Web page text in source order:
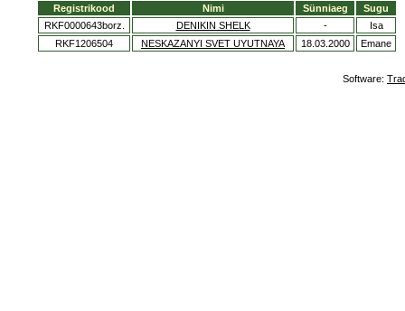
Registrikood
Nimi Sünniaeg
Sugu
RKF0000643borz.
DENIKIN SHELK -
Isa
RKF1206504
NESKAZANYI SVET UYUTNAYA 18.03.2000 Emane
Software: